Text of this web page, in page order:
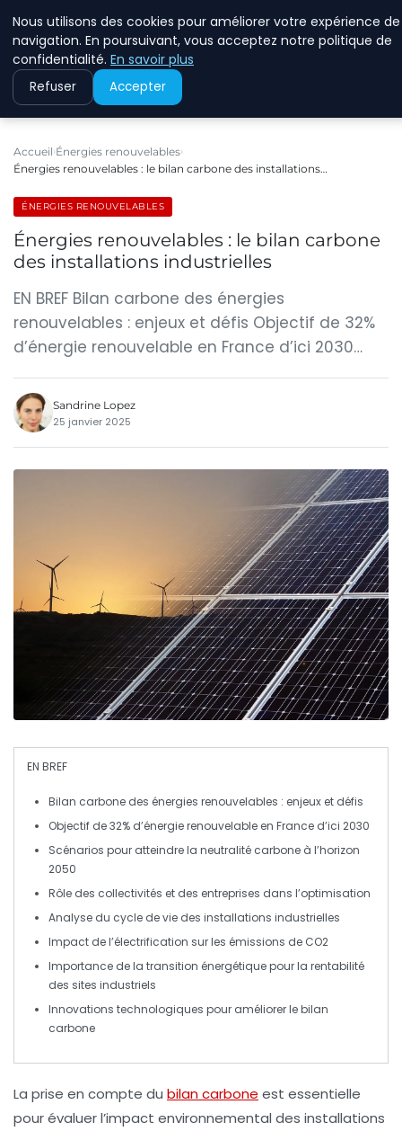
Accueil Énergies renouvelables
Énergies renouvelables : le bilan carbone des installations…
ÉNERGIES RENOUVELABLES
Énergies renouvelables : le bilan carbone
des installations industrielles
EN BREF Bilan carbone des énergies
renouvelables : enjeux et défis Objectif de 32%
d’énergie renouvelable en France d’ici 2030…
Sandrine Lopez
25 janvier 2025
EN BREF
Bilan carbone des énergies renouvelables : enjeux et défis
Objectif de32% d’énergie renouvelable en France d’ici 2030
Scénarios pour atteindre la neutralité carbone à l’horizon
2050
Rôle des collectivités et des entreprises dans l’optimisation
Analyse du cycle de vie des installations industrielles
Impact de l’électrification sur les émissions de CO2
Importance de la transition énergétique pour la rentabilité
des sites industriels
Innovations technologiques pour améliorer lebilan
carbone
La prise en compte du bilan carbone est essentielle
pour évaluer l’impact environnemental des installations
Nous utilisons des cookies pour améliorer votre expérience de
navigation. En poursuivant, vous acceptez notre politique de
confidentialité. En savoir plus
Refuser Accepter